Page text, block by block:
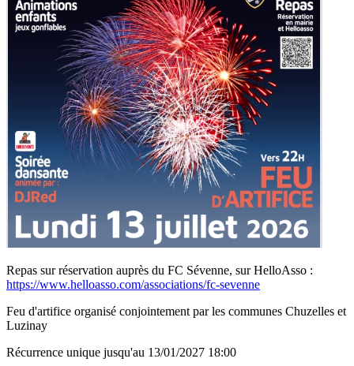
Repas sur réservation auprès du FC Sévenne, sur HelloAsso :
https://www.helloasso.com/associations/fc-sevenne
Feu d'artifice organisé conjointement par les communes Chuzelles et
Luzinay
Récurrence unique jusqu'au 13/01/2027 18:00